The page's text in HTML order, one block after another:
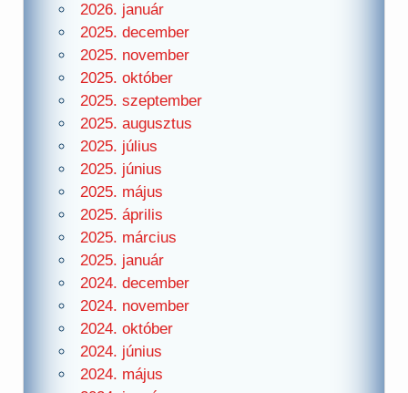
2026. január
2025. december
2025. november
2025. október
2025. szeptember
2025. augusztus
2025. július
2025. június
2025. május
2025. április
2025. március
2025. január
2024. december
2024. november
2024. október
2024. június
2024. május